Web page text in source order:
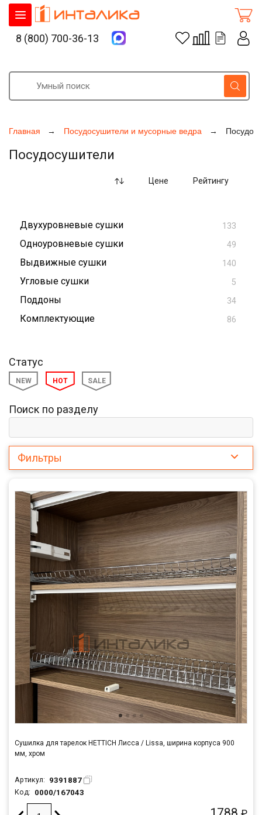
Главная Посудосушители и мусорные ведра
Посудосушители
Цене Рейтингу
Двухуровневые сушки 133
Одноуровневые сушки 49
Выдвижные сушки 140
Угловые сушки 5
Поддоны 34
Комплектующие 86
Статус
NEW HOT SALE
Поиск по разделу
Фильтры
Сушилка для тарелок HETTICH Лисса / Lissa, ширина корпуса 900
мм, хром
Артикул: 9391887
Код: 0000/167043
8 (800) 700-36-13